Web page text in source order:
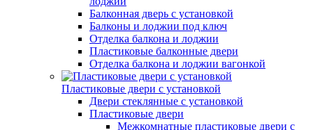
Балконная дверь с установкой
Балконы и лоджии под ключ
Отделка балкона и лоджии
Пластиковые балконные двери
Отделка балкона и лоджии вагонкой
Пластиковые двери с установкой
Двери стеклянные с установкой
Пластиковые двери
Межкомнатные пластиковые двери с